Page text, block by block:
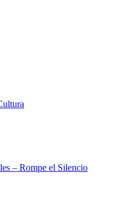
– Rompe el Silencio